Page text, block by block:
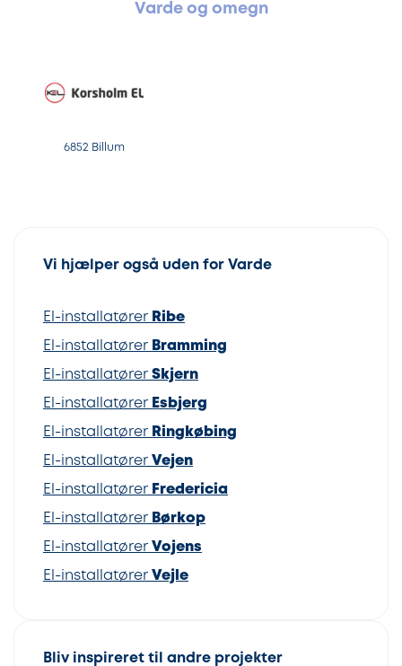
Varde og omegn
6852 Billum
Vi hjælper også uden for Varde
El-installatører Ribe
El-installatører Bramming
El-installatører Skjern
El-installatører Esbjerg
El-installatører Ringkøbing
El-installatører Vejen
El-installatører Fredericia
El-installatører Børkop
El-installatører Vojens
El-installatører Vejle
Bliv inspireret til andre projekter